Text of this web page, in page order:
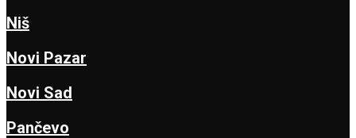
Niš
Novi Pazar
Novi Sad
Pančevo